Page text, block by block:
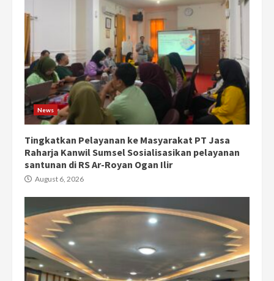
News
Tingkatkan Pelayanan ke Masyarakat PT Jasa
Raharja Kanwil Sumsel Sosialisasikan pelayanan
santunan di RS Ar-Royan Ogan Ilir
August 6, 2026